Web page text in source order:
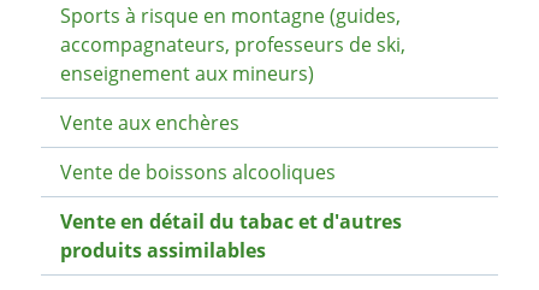
Sports à risque en montagne (guides,
accompagnateurs, professeurs de ski,
enseignement aux mineurs)
Vente aux enchères
Vente de boissons alcooliques
Vente en détail du tabac et d'autres
produits assimilables